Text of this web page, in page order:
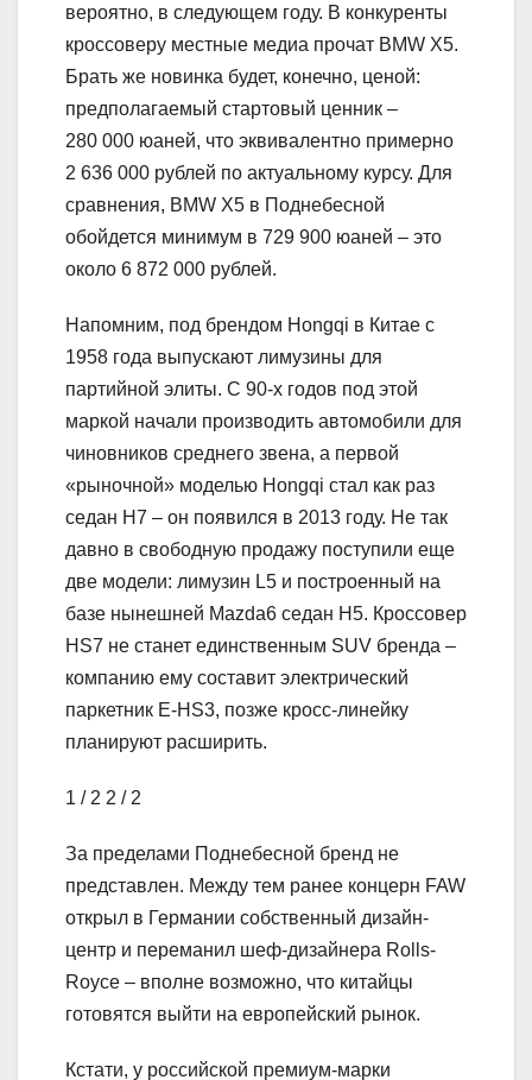
вероятно, в следующем году. В конкуренты
кроссоверу местные медиа прочат BMW X5.
Брать же новинка будет, конечно, ценой:
предполагаемый стартовый ценник –
280 000 юаней, что эквивалентно примерно
2 636 000 рублей по актуальному курсу. Для
сравнения, BMW X5 в Поднебесной
обойдется минимум в 729 900 юаней – это
около 6 872 000 рублей.
Напомним, под брендом Hongqi в Китае с
1958 года выпускают лимузины для
партийной элиты. С 90-х годов под этой
маркой начали производить автомобили для
чиновников среднего звена, а первой
«рыночной» моделью Hongqi стал как раз
седан H7 – он появился в 2013 году. Не так
давно в свободную продажу поступили еще
две модели: лимузин L5 и построенный на
базе нынешней Mazda6 седан H5. Кроссовер
HS7 не станет единственным SUV бренда –
компанию ему составит электрический
паркетник E-HS3, позже кросс-линейку
планируют расширить.
1 / 2 2 / 2
За пределами Поднебесной бренд не
представлен. Между тем ранее концерн FAW
открыл в Германии собственный дизайн-
центр и переманил шеф-дизайнера Rolls-
Royce – вполне возможно, что китайцы
готовятся выйти на европейский рынок.
Кстати, у российской премиум-марки